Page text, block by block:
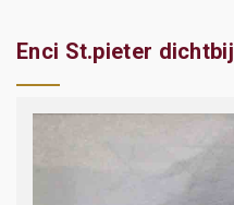
Enci St.pieter dichtbij